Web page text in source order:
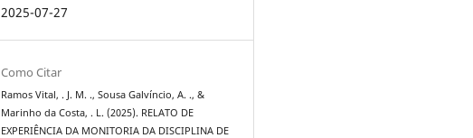
2025-07-27
Como Citar
Ramos Vital, . J. M. ., Sousa Galvíncio, A. ., &
Marinho da Costa, . L. (2025). RELATO DE
EXPERIÊNCIA DA MONITORIA DA DISCIPLINA DE